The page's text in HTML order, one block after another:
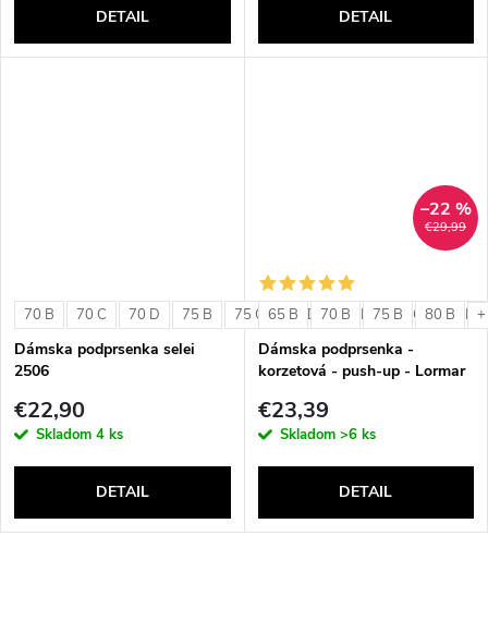
DETAIL DETAIL
70 B 70 C 70 D 75 B 75 C 75 D 80 B 80 C 80 D
Dámska podprsenka selei
2506
€22,90
Skladom 4 ks
DETAIL
€29,99
–22 %
65 B 70 B 75 B 80 B
Dámska podprsenka -
korzetová - push-up - Lormar
€23,39
Skladom >6 ks
DETAIL